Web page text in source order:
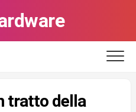
tratto della